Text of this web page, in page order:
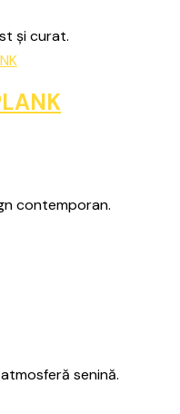
și curat.
contemporan.
senină.